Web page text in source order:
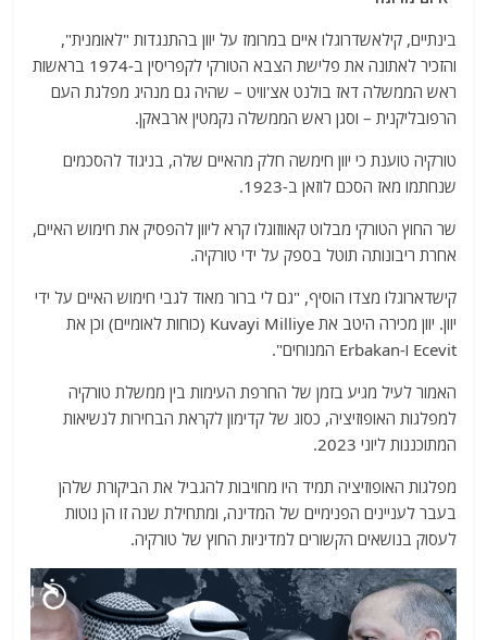
בינתיים, קילאשדרוגלו איים במרומז על יוון בהתנגדות "לאומנית",
והזכיר לאתונה את פלישת הצבא הטורקי לקפריסין ב-1974 בראשות
ראש הממשלה דאז בולנט אצ'וויט – שהיה גם מנהיג מפלגת העם
הרפובליקנית – וסגן ראש הממשלה נקמטין ארבאקן.
טורקיה טוענת כי יוון חימשה חלק מהאיים שלה, בניגוד להסכמים
שנחתמו מאז הסכם לוזאן ב-1923.
שר החוץ הטורקי מבלוט קאווזוגלו קרא ליוון להפסיק את חימוש האיים,
אחרת ריבונותה תוטל בספק על ידי טורקיה.
קישדארוגלו מצדו הוסיף, "גם לי ברור מאוד לגבי חימוש האיים על ידי
יוון. יוון מכירה היטב את Kuvayi Milliye (כוחות לאומיים) וכן את
Ecevit ו-Erbakan המנוחים".
האמור לעיל מגיע בזמן של החרפת העימות בין ממשלת טורקיה
למפלגות האופוזיציה, כסוג של קדימון לקראת הבחירות לנשיאות
המתוכננות ליוני 2023.
מפלגות האופוזיציה תמיד היו מחויבות להגביל את הביקורת שלהן
בעבר לעניינים הפנימיים של המדינה, ומתחילת שנה זו הן נוטות
לעסוק בנושאים הקשורים למדיניות החוץ של טורקיה.